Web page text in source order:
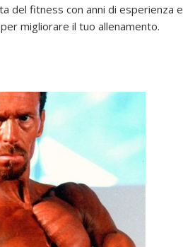
del fitness con anni di esperienza e
migliorare il tuo allenamento.